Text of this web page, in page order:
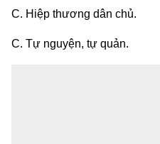
C. Hiệp thương dân chủ.
C. Tự nguyện, tự quản.